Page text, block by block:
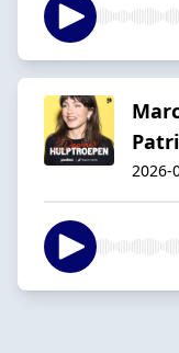
2026-